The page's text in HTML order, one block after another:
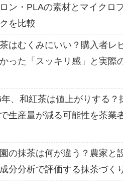
ン・PLAの素材とマイクロ
を比較
はむくみにいい？購入者レ
った「スッキリ感」と実際
、和紅茶は値上がりする？
生産量が減る可能性を茶業
の抹茶は何が違う？農家と
分分析で評価する抹茶づく